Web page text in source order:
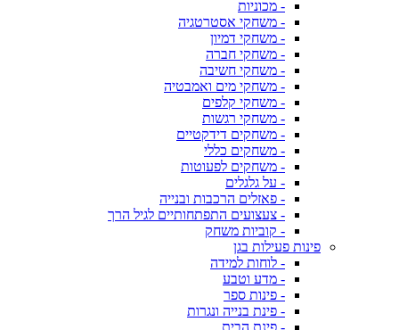
- מכוניות
- משחקי אסטרטגיה
- משחקי דמיון
- משחקי חברה
- משחקי חשיבה
- משחקי מים ואמבטיה
- משחקי קלפים
- משחקי רגשות
- משחקים דידקטיים
- משחקים כללי
- משחקים לפעוטות
- על גלגלים
- פאזלים הרכבות ובנייה
- צעצועים התפתחותיים לגיל הרך
- קוביות משחק
פינות פעילות בגן
- לוחות למידה
- מדע וטבע
- פינות ספר
- פינת בנייה ונגרות
- פינת הבית